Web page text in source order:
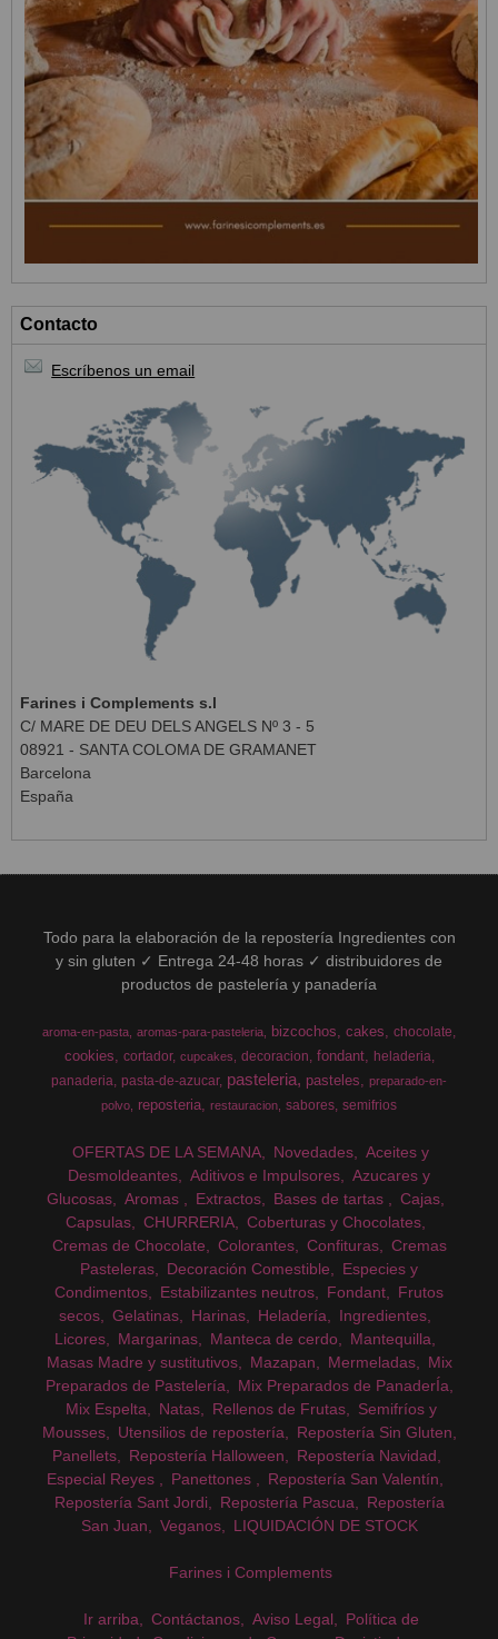
Contacto
Escríbenos un email
Farines i Complements s.l
C/ MARE DE DEU DELS ANGELS Nº 3 - 5
08921 - SANTA COLOMA DE GRAMANET
Barcelona
España
Todo para la elaboración de la repostería Ingredientes con
y sin gluten ✓ Entrega 24-48 horas ✓ distribuidores de
productos de pastelería y panadería
aroma-en-pasta aromas-para-pasteleria bizcochos cakes chocolate
cookies cortador cupcakes decoracion fondant
heladeria
panaderia pasta-de-azucar pasteleria pasteles
preparado-en-
polvo
reposteria restauracion sabores semifrios
OFERTAS DE LA SEMANA Novedades
Aceites y
Desmoldeantes
Aditivos e Impulsores
Azucares y
Glucosas
Aromas Extractos Bases de tartas
Cajas
Capsulas
CHURRERIA
Coberturas y Chocolates
Cremas de Chocolate
Colorantes Confituras
Cremas
Pasteleras
Decoración Comestible
Especies y
Condimentos
Estabilizantes neutros Fondant
Frutos
secos
Gelatinas Harinas Heladería
Ingredientes
Licores
Margarinas Manteca de cerdo
Mantequilla
Masas Madre y sustitutivos
Mazapan Mermeladas
Mix
Preparados de Pastelería
Mix Preparados de PanaderÍa
Mix Espelta
Natas Rellenos de Frutas
Semifríos y
Mousses
Utensilios de repostería
Repostería Sin Gluten
Panellets
Repostería Halloween
Repostería Navidad
Especial Reyes
Panettones
Repostería San Valentín
Repostería Sant Jordi
Repostería Pascua
Repostería
San Juan
Veganos LIQUIDACIÓN DE STOCK
Farines i Complements
Ir arriba Contáctanos Aviso Legal
Política de